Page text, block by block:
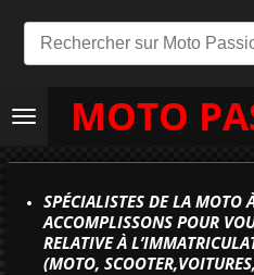
Passer
au
principal
MOTO
SPÉCIALISTES DE LA MOTO
ACCOMPLISSONS POUR
RELATIVE À
(MOTO,